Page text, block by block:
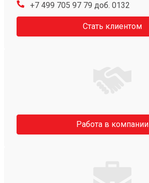
+7 499 705 97 79 доб. 0132
Стать клиентом
Работа в компании